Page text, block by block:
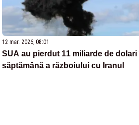
12 mar. 2026, 08:01
SUA au pierdut 11 miliarde de
săptămână a războiului cu Iranul